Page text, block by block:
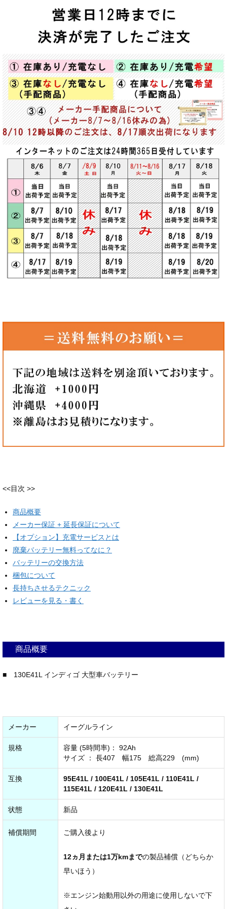
<<目次 >>
商品概要
メーカー保証 + 延長保証について
【オプション】充電サービスとは
廃棄バッテリー無料ってなに？
バッテリーの交換方法
梱包について
長持ちさせるテクニック
レビューを見る・書く
商品概要
■ 130E41L インディゴ 大型車バッテリー
メーカー イーグルライン
規格
容量 (5時間率)： 92Ah
サイズ ： 長407 幅175 総高229 (mm)
互換
95E41L / 100E41L / 105E41L / 110E41L /
115E41L / 120E41L / 130E41L
状態 新品
補償期間 ご購入後より
12ヵ月または1万kmまでの製品補償（どちらか
早いほう）
※エンジン始動用以外の用途に使用しないで下